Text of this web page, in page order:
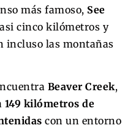
más famoso, See
cinco kilómetros y
incluso las montañas
Beaver Creek,
149 kilómetros de
con un entorno